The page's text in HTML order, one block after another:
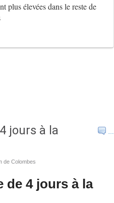
plus élevées dans le reste de
…
jours à la
de Colombes
de 4 jours à la